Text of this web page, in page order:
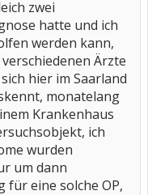
zwei
hatte und ich
werden kann,
Ärzte
hier im Saarland
monatelang
Krankenhaus
ich
wurden
um dann
für eine solche OP,